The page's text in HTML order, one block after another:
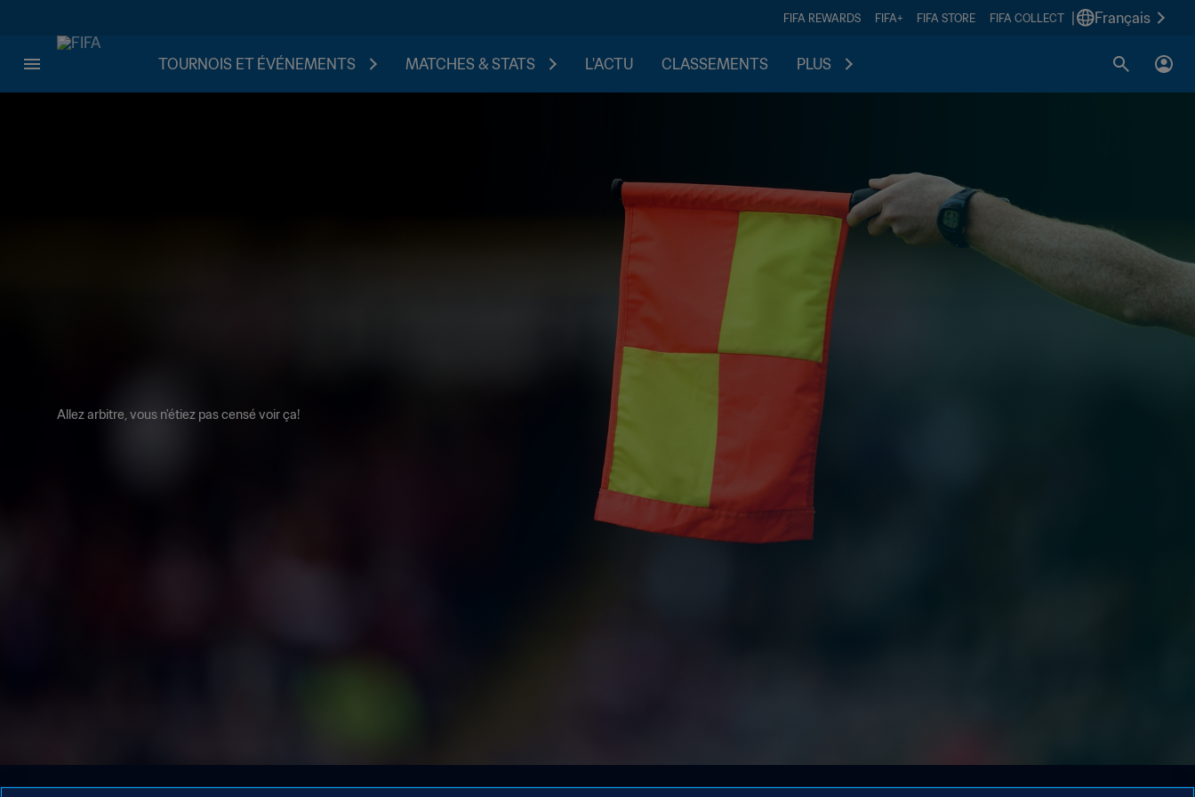
FIFA REWARDS FIFA+ FIFA STORE FIFA COLLECT Français
TOURNOIS ET ÉVÉNEMENTS MATCHES & STATS L'ACTU CLASSEMENTS PLUS
Allez arbitre, vous n'étiez pas censé voir ça!